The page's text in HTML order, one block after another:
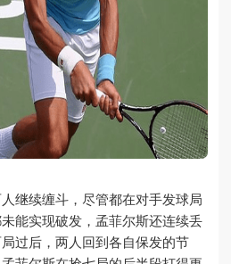
续缠斗，尽管都在对手发球局
能实现破发，孟菲尔斯还连续丢
过后，两人回到各自保发的节